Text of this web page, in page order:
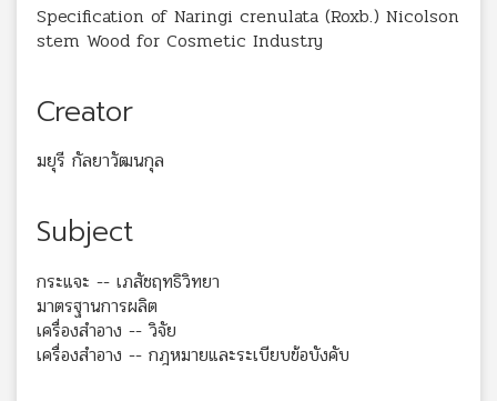
Specification of Naringi crenulata (Roxb.) Nicolson
stem Wood for Cosmetic Industry
Creator
มยุรี กัลยาวัฒนกุล
Subject
กระแจะ -- เภสัชฤทธิวิทยา
มาตรฐานการผลิต
เครื่องสำอาง -- วิจัย
เครื่องสำอาง -- กฎหมายและระเบียบข้อบังคับ